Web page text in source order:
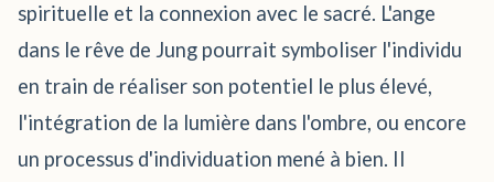
spirituelle et la connexion avec le sacré. L'ange
dans le rêve de Jung pourrait symboliser l'individu
en train de réaliser son potentiel le plus élevé,
l'intégration de la lumière dans l'ombre, ou encore
un processus d'individuation mené à bien. Il